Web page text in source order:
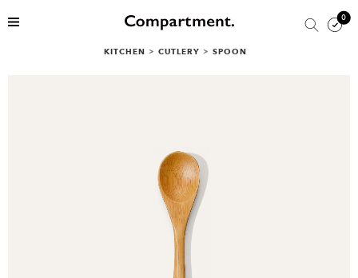
0
KITCHEN > CUTLERY > SPOON